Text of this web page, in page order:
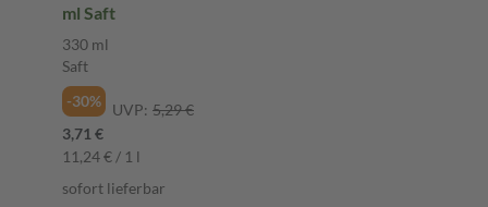
ml Saft
330 ml
Saft
-30%
UVP: 5,29 €
3,71 €
11,24 € / 1 l
sofort lieferbar